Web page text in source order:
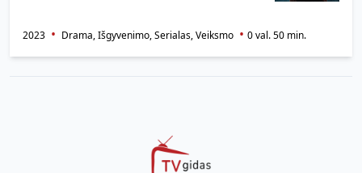
2023 Drama, Išgyvenimo, Serialas, Veiksmo 0 val. 50 min.